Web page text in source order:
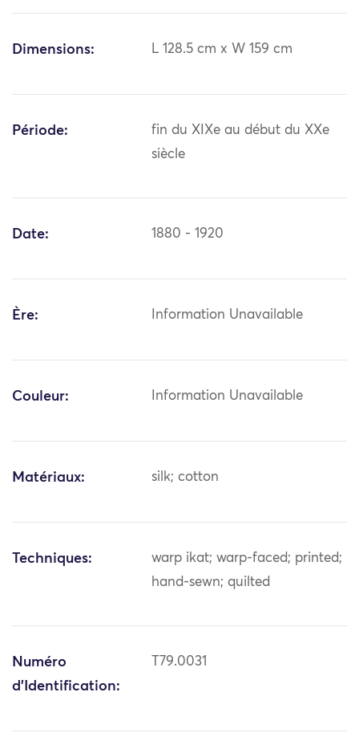
Dimensions: L 128.5 cm x W 159 cm
Période:
fin du XIXe au début du XXe
siècle
Date: 1880 - 1920
Ère: Information Unavailable
Couleur: Information Unavailable
Matériaux: silk; cotton
Techniques:
warp ikat; warp-faced; printed;
hand-sewn; quilted
Numéro
d'Identification:
T79.0031